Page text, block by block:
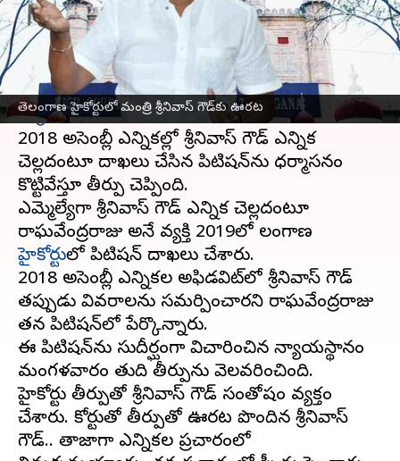
తెలంగాణ హైకోర్టులో మంత్రి శ్రీనివాస్‌ గౌడ్‌కు ఊరట
వ్రాసిన వారు Stalin Oct 10, 2023 12:21 pm
ఈ వార్తాకథనం ఏంటి
తెలంగాణహైకోర్టులో బీఆర్‌ఎస్‌ ఎమ్మెల్యే, మంత్రి
వి.శ్రీనివాస్‌ గౌడ్‌కు ఊరట లభించింది.
2018 అసెంబ్లీ ఎన్నికల్లో శ్రీనివాస్‌ గౌడ్‌ ఎన్నిక
చెల్లదంటూ దాఖలు చేసిన పిటిషన్‌ను ధర్మాసనం
కొట్టివేస్తూ తీర్పు చెప్పింది.
ఎమ్మెల్యేగా శ్రీనివాస్‌ గౌడ్‌ ఎన్నిక చెల్లదంటూ
రాఘవేంద్రరాజు అనే వ్యక్తి 2019లో తెలంగాణ
హైకోర్టులో పిటిషన్ దాఖలు చేశారు.
2018 అసెంబ్లీ ఎన్నికల అఫిడవిట్‌లో శ్రీనివాస్‌ గౌడ్‌
తప్పుడు వివరాలను సమర్పించారని రాఘవేంద్రరాజు
తన పిటిషన్‌లో పేర్కొన్నారు.
ఈ పిటిషన్‌ను సుదీర్ఘంగా విచారించిన న్యాయస్థానం
మంగళవారం తుది తీర్పును వెలవరించింది.
హైకోర్టు తీర్పుతో శ్రీనివాస్‌ గౌడ్‌ సంతోషం వ్యక్తం
చేశారు. కోర్టుతో తీర్పుతో ఊరట పొందిన శ్రీనివాస్
గౌడ్.. తాజాగా ఎన్నికల ప్రచారంలో